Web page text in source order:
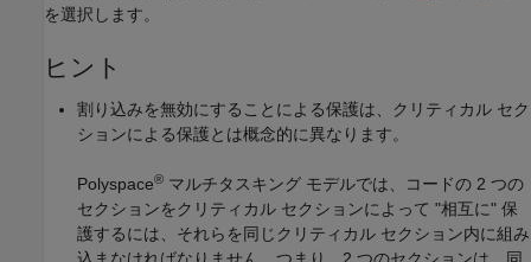
を選択します。
ヒント
割り込みを無効にすることによる保護は、クリティカル セク
ションによる保護とは概念的に異なります。
Polyspace® マルチタスキング モデルでは、コードの 2 つの
セクションをクリティカル セクションによって "相互に" 保
護するには、それらを同じクリティカル セクション内に組み